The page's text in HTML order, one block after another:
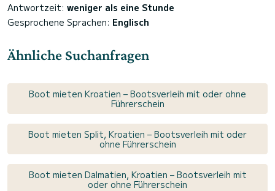
Antwortzeit: weniger als eine Stunde
Gesprochene Sprachen: Englisch
Ähnliche Suchanfragen
Boot mieten Kroatien – Bootsverleih mit oder ohne
Führerschein
Boot mieten Split, Kroatien – Bootsverleih mit oder
ohne Führerschein
Boot mieten Dalmatien, Kroatien – Bootsverleih mit
oder ohne Führerschein